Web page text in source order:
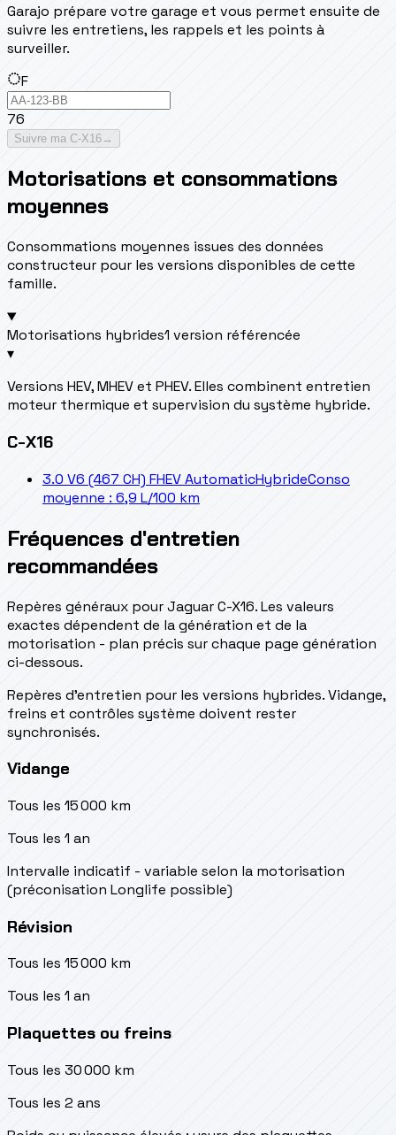
Garajo prépare votre garage et vous permet ensuite de
suivre les entretiens, les rappels et les points à
surveiller.
F
76
Suivre ma C-X16 →
Motorisations et consommations
moyennes
Consommations moyennes issues des données
constructeur pour les versions disponibles de cette
famille.
Motorisations hybrides1 version référencée
▾
Versions HEV, MHEV et PHEV. Elles combinent entretien
moteur thermique et supervision du système hybride.
C-X16
3.0 V6 (467 CH) FHEV AutomaticHybrideConso
moyenne : 6,9 L/100 km
Fréquences d'entretien
recommandées
Repères généraux pour Jaguar C-X16. Les valeurs
exactes dépendent de la génération et de la
motorisation - plan précis sur chaque page génération
ci-dessous.
Repères d’entretien pour les versions hybrides. Vidange,
freins et contrôles système doivent rester
synchronisés.
Vidange
Tous les 15 000 km
Tous les 1 an
Intervalle indicatif - variable selon la motorisation
(préconisation Longlife possible)
Révision
Tous les 15 000 km
Tous les 1 an
Plaquettes ou freins
Tous les 30 000 km
Tous les 2 ans